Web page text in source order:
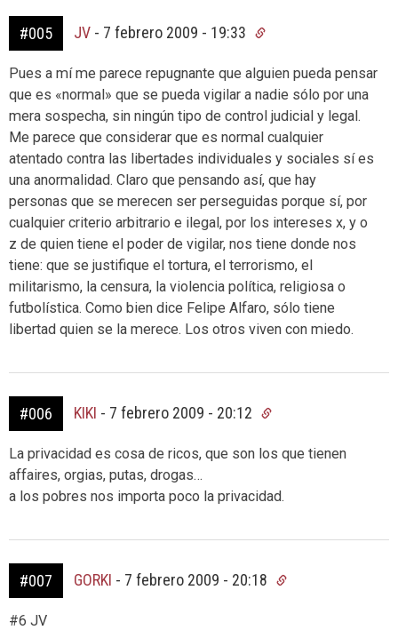
#005 JV - 7 febrero 2009 - 19:33
Pues a mí me parece repugnante que alguien pueda pensar
que es «normal» que se pueda vigilar a nadie sólo por una
mera sospecha, sin ningún tipo de control judicial y legal.
Me parece que considerar que es normal cualquier
atentado contra las libertades individuales y sociales sí es
una anormalidad. Claro que pensando así, que hay
personas que se merecen ser perseguidas porque sí, por
cualquier criterio arbitrario e ilegal, por los intereses x, y o
z de quien tiene el poder de vigilar, nos tiene donde nos
tiene: que se justifique el tortura, el terrorismo, el
militarismo, la censura, la violencia política, religiosa o
futbolística. Como bien dice Felipe Alfaro, sólo tiene
libertad quien se la merece. Los otros viven con miedo.
#006 KIKI - 7 febrero 2009 - 20:12
La privacidad es cosa de ricos, que son los que tienen
affaires, orgias, putas, drogas…
a los pobres nos importa poco la privacidad.
#007 GORKI - 7 febrero 2009 - 20:18
#6 JV